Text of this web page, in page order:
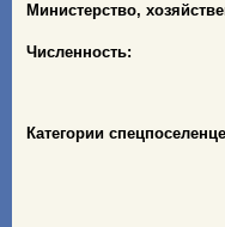
Министерство,
Численность:
Категории